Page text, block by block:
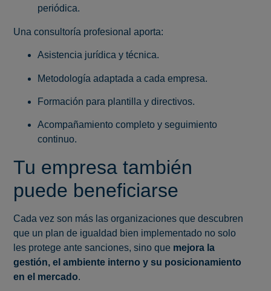
periódica.
Una consultoría profesional aporta:
Asistencia jurídica y técnica.
Metodología adaptada a cada empresa.
Formación para plantilla y directivos.
Acompañamiento completo y seguimiento
continuo.
Tu empresa también
puede beneficiarse
Cada vez son más las organizaciones que descubren
que un plan de igualdad bien implementado no solo
les protege ante sanciones, sino que mejora la
gestión, el ambiente interno y su posicionamiento
en el mercado.